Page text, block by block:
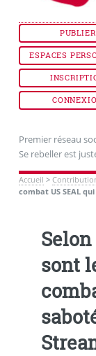
PUBLIER
ESPACES
Premier réseau
Se rebeller est
Accueil >
combat US SEAL
sont